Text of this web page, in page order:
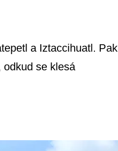
a Iztaccihuatl. Pak
odkud se klesá